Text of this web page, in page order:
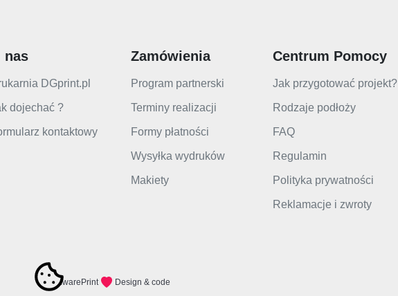
nas
DGprint.pl
dojechać ?
kontaktowy
Centrum Pomocy
Jak przygotować projekt?
Rodzaje podłoży
FAQ
Regulamin
Polityka prywatności
Reklamacje i zwroty
Zamówienia
Program partnerski
Terminy realizacji
Formy płatności
Wysyłka wydruków
Makiety